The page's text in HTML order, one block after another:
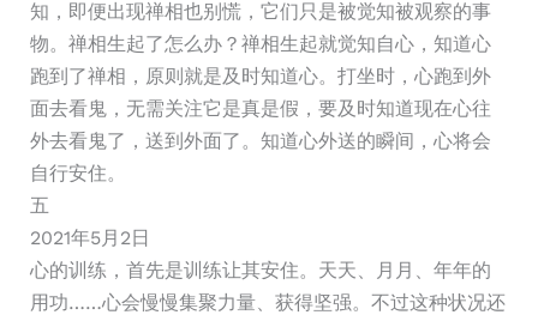
知，即便出现禅相也别慌，它们只是被觉知被观察的事
物。禅相生起了怎么办？禅相生起就觉知自心，知道心
跑到了禅相，原则就是及时知道心。打坐时，心跑到外
面去看鬼，无需关注它是真是假，要及时知道现在心往
外去看鬼了，送到外面了。知道心外送的瞬间，心将会
自行安住。
五
2021年5月2日
心的训练，首先是训练让其安住。天天、月月、年年的
用功……心会慢慢集聚力量、获得坚强。不过这种状况还